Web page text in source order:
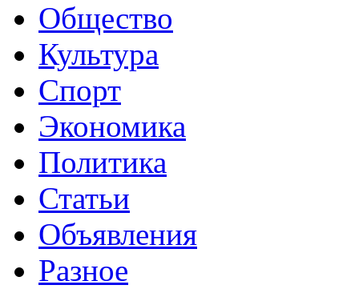
Общество
Культура
Спорт
Экономика
Политика
Статьи
Объявления
Разное